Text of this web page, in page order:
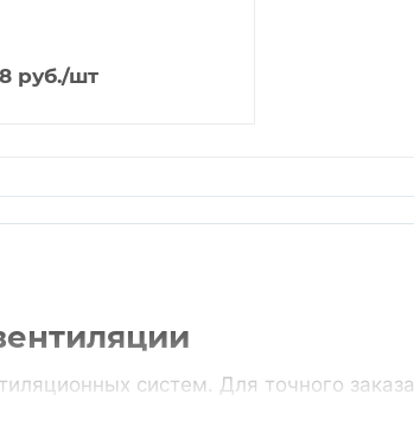
руб./шт
систем. Для точного заказа